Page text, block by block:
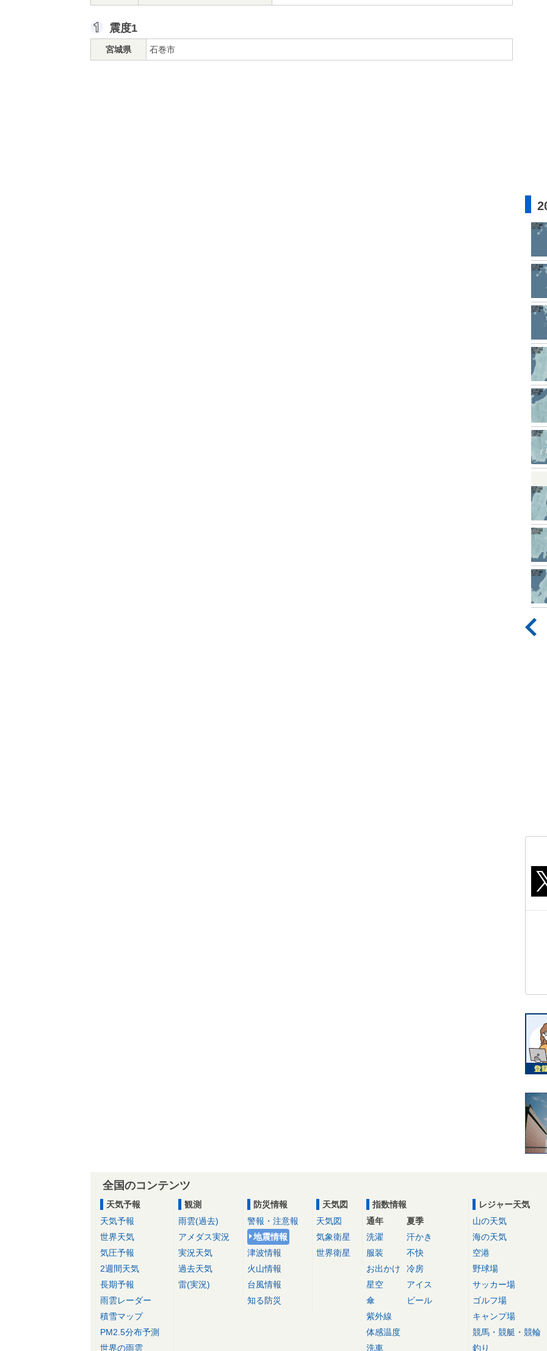
震度1
宮城県 石巻市
全国のコンテンツ
天気予報
天気予報
世界天気
気圧予報
2週間天気
長期予報
雨雲レーダー
積雪マップ
PM2.5分布予測
世界の雨雲
観測
雨雲(過去)
アメダス実況
実況天気
過去天気
雷(実況)
防災情報
警報・注意報
地震情報
津波情報
火山情報
台風情報
知る防災
天気図
天気図
気象衛星
世界衛星
指数情報
通年
洗濯
服装
お出かけ
星空
傘
紫外線
体感温度
洗車
夏季
汗かき
不快
冷房
アイス
ビール
レジャー天気
山の天気
海の天気
空港
野球場
サッカー場
ゴルフ場
キャンプ場
競馬・競艇・競輪
釣り